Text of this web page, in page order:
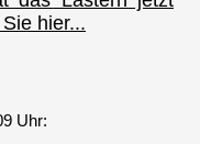
hier...
Uhr: